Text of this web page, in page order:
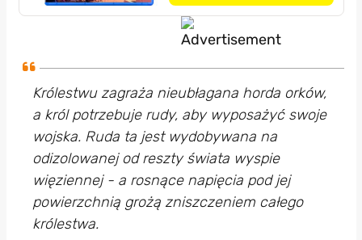
Królestwu zagraża nieubłagana horda orków,
a król potrzebuje rudy, aby wyposażyć swoje
wojska. Ruda ta jest wydobywana na
odizolowanej od reszty świata wyspie
więziennej - a rosnące napięcia pod jej
powierzchnią grożą zniszczeniem całego
królestwa.